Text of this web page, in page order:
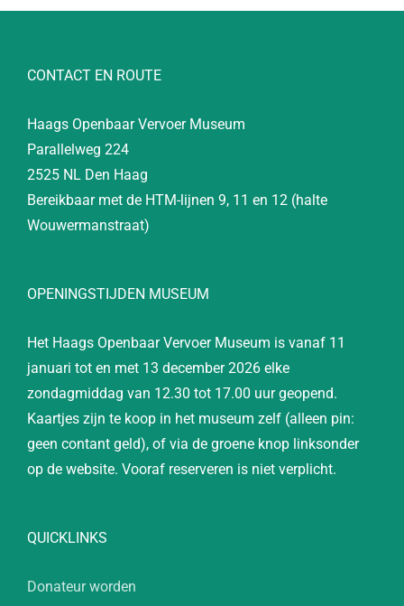
CONTACT EN ROUTE
Haags Openbaar Vervoer Museum
Parallelweg 224
2525 NL Den Haag
Bereikbaar met de HTM-lijnen 9, 11 en 12 (halte
Wouwermanstraat)
OPENINGSTIJDEN MUSEUM
Het Haags Openbaar Vervoer Museum is vanaf 11
januari tot en met 13 december 2026 elke
zondagmiddag van 12.30 tot 17.00 uur geopend.
Kaartjes zijn te koop in het museum zelf (alleen pin:
geen contant geld), of via de groene knop linksonder
op de website. Vooraf reserveren is niet verplicht.
QUICKLINKS
Donateur worden